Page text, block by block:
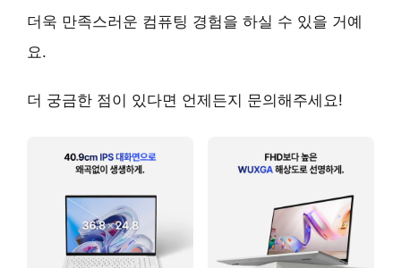
더욱 만족스러운 컴퓨팅 경험을 하실 수 있을 거예
요.
더 궁금한 점이 있다면 언제든지 문의해주세요!